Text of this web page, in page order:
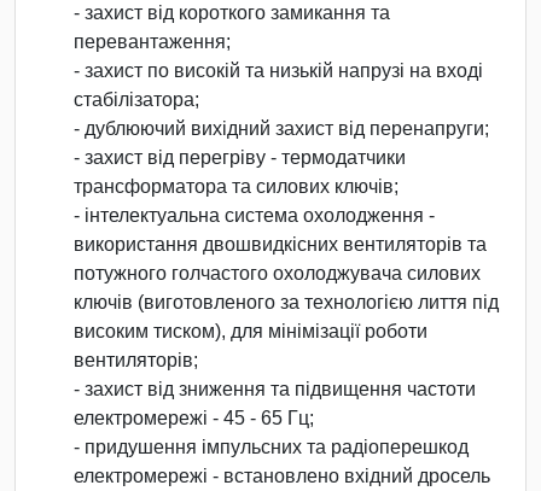
- захист від короткого замикання та
перевантаження;
- захист по високій та низькій напрузі на вході
стабілізатора;
- дублюючий вихідний захист від перенапруги;
- захист від перегріву - термодатчики
трансформатора та силових ключів;
- інтелектуальна система охолодження -
використання двошвидкісних вентиляторів та
потужного голчастого охолоджувача силових
ключів (виготовленого за технологією лиття під
високим тиском), для мінімізації роботи
вентиляторів;
- захист від зниження та підвищення частоти
електромережі - 45 - 65 Гц;
- придушення імпульсних та радіоперешкод
електромережі - встановлено вхідний дросель